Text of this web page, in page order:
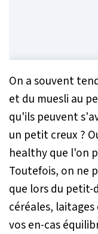
On a souvent
et du muesli au
qu'ils peuvent
un petit creux ?
healthy que l'on
Toutefois, on ne
que lors du petit-
céréales,
vos en-cas